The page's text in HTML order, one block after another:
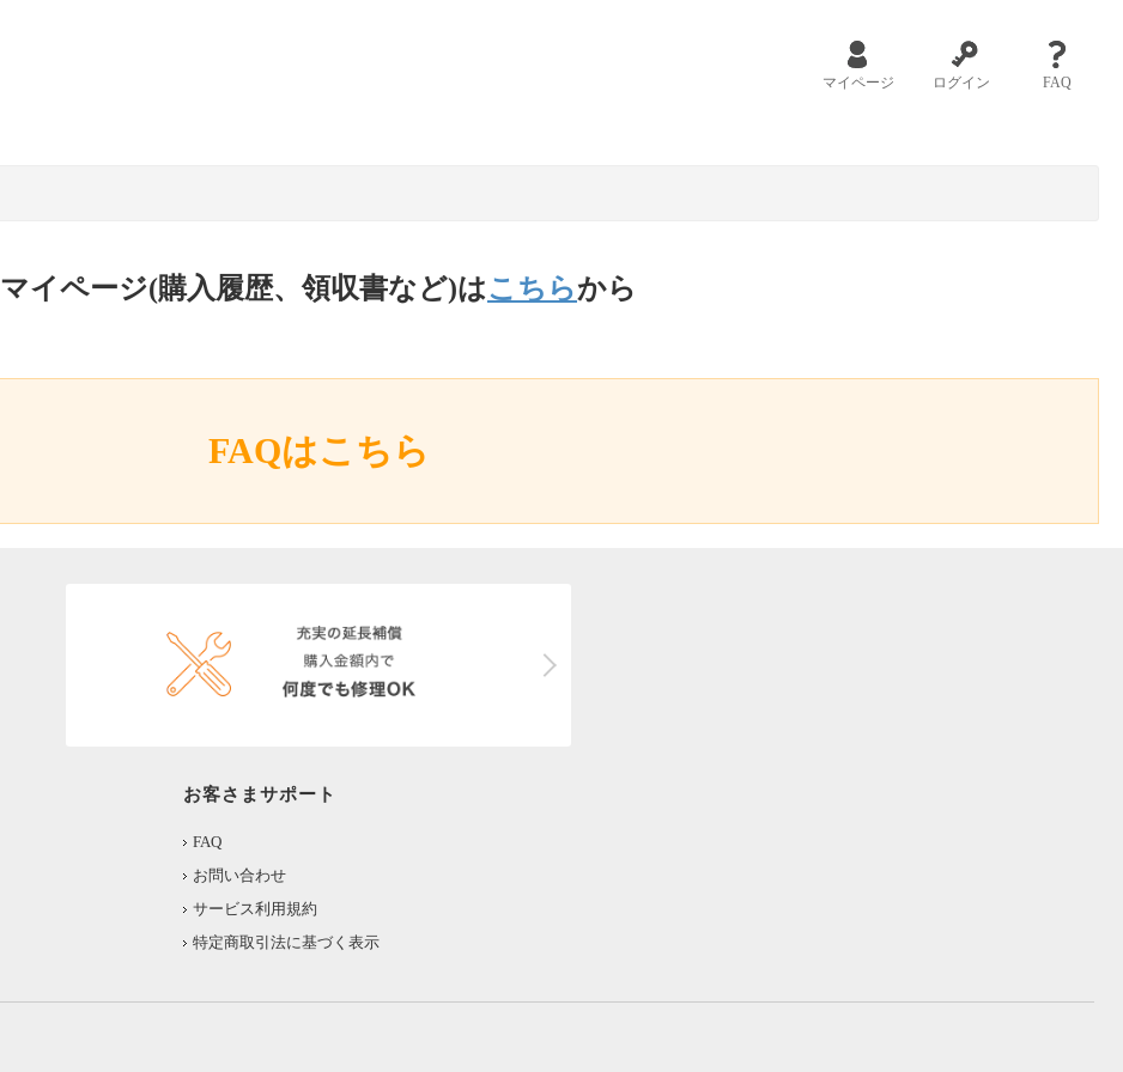
マイページ ログイン FAQ
マイページ(購入履歴、領収書など)はこちらから
FAQはこちら
お客さまサポート
FAQ
お問い合わせ
サービス利用規約
特定商取引法に基づく表示